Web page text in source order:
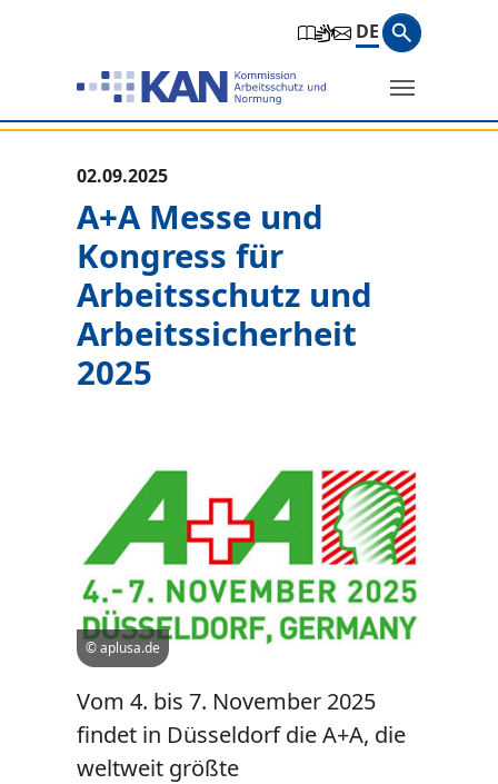
DE
Suche
02.09.2025
A+A Messe und
Kongress für
Arbeitsschutz und
Arbeitssicherheit
2025
© aplusa.de
Vom 4. bis 7. November 2025
findet in Düsseldorf die A+A, die
weltweit größte